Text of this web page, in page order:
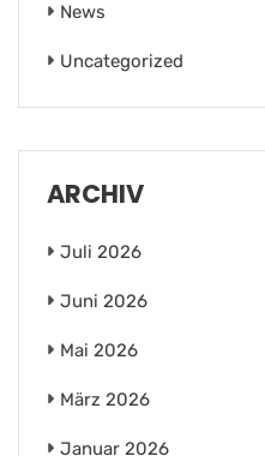
News
Uncategorized
ARCHIV
Juli 2026
Juni 2026
Mai 2026
März 2026
Januar 2026